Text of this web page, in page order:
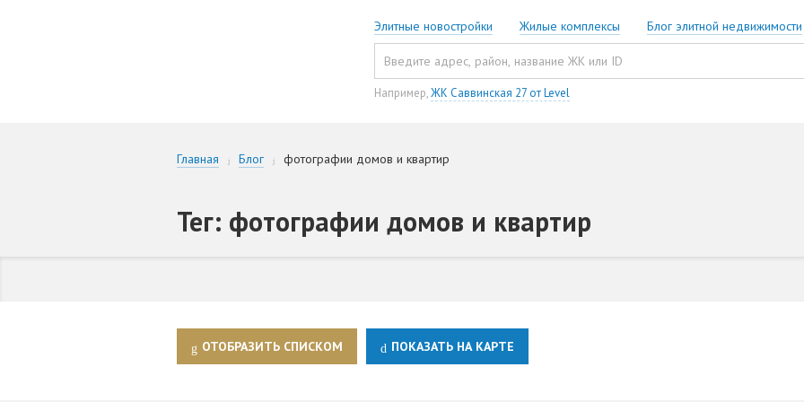
Элитные новостройки Жилые комплексы Блог элитной недвижимости
Например,ЖК Саввинская 27 от Level
Главная Блог фотографии домов и квартир
Тег: фотографии домов и квартир
ОТОБРАЗИТЬ СПИСКОМ ПОКАЗАТЬ НА КАРТЕ